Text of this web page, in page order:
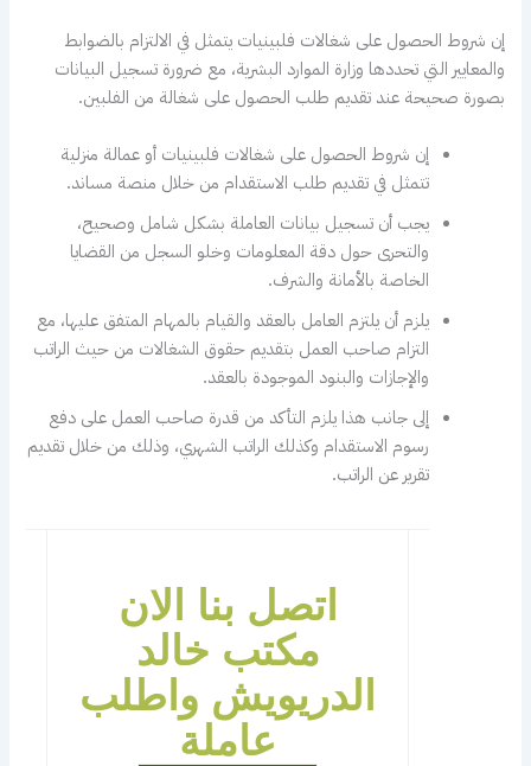
إن شروط الحصول على شغالات فلبينيات يتمثل في الالتزام بالضوابط
والمعايير التي تحددها وزارة الموارد البشرية، مع ضرورة تسجيل البيانات
بصورة صحيحة عند تقديم طلب الحصول على شغالة من الفلبين.
إن شروط الحصول على شغالات فلبينيات أو عمالة منزلية
تتمثل في تقديم طلب الاستقدام من خلال منصة مساند.
يجب أن تسجيل بيانات العاملة بشكل شامل وصحيح،
والتحرى حول دقة المعلومات وخلو السجل من القضايا
الخاصة بالأمانة والشرف.
يلزم أن يلتزم العامل بالعقد والقيام بالمهام المتفق عليها، مع
التزام صاحب العمل بتقديم حقوق الشغالات من حيث الراتب
والإجازات والبنود الموجودة بالعقد.
إلى جانب هذا يلزم التأكد من قدرة صاحب العمل على دفع
رسوم الاستقدام وكذلك الراتب الشهري، وذلك من خلال تقديم
تقرير عن الراتب.
اتصل بنا الان
مكتب خالد
الدريويش واطلب
عاملة